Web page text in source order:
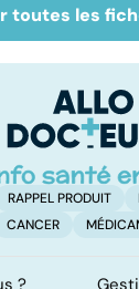
les
toutes les
RAPPEL PRODUIT
CANCER